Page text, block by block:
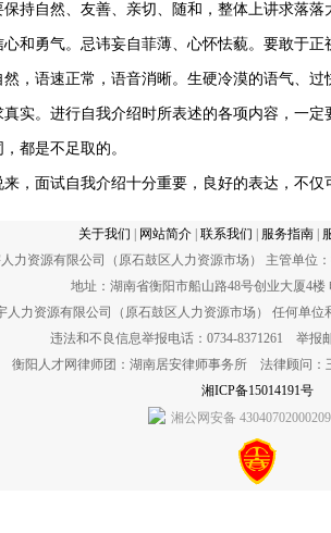
保持自然、友善、亲切、随和，整体上讲求落落
心和勇气。忌讳妄自菲薄、心怀怯藐。要敢于正
然，语速正常，语音消晰。生硬冷漠的语气、
实。进行自我介绍时所表述的各项内容，一
都是不足取的。
来，面试自我介绍十分重要，良好的表达，不
关于我们 网站简介 联系我们 服务指南
力资源有限公司（原石鼓区人力资源市场） 主管单位
地址：湖南省衡阳市船山路48号创业大厦4楼
人力资源有限公司（原石鼓区人力资源市场） 任何单
违法和不良信息举报电话：0734-8371261 举报
衡阳人才网律师团：湖南居安律师事务所 法律顾问：
湘ICP备15014191号
湘公网安备